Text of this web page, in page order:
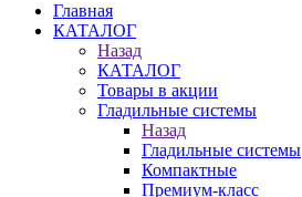
Главная
КАТАЛОГ
Назад
КАТАЛОГ
Товары в акции
Гладильные системы
Назад
Гладильные системы
Компактные
Премиум-класс